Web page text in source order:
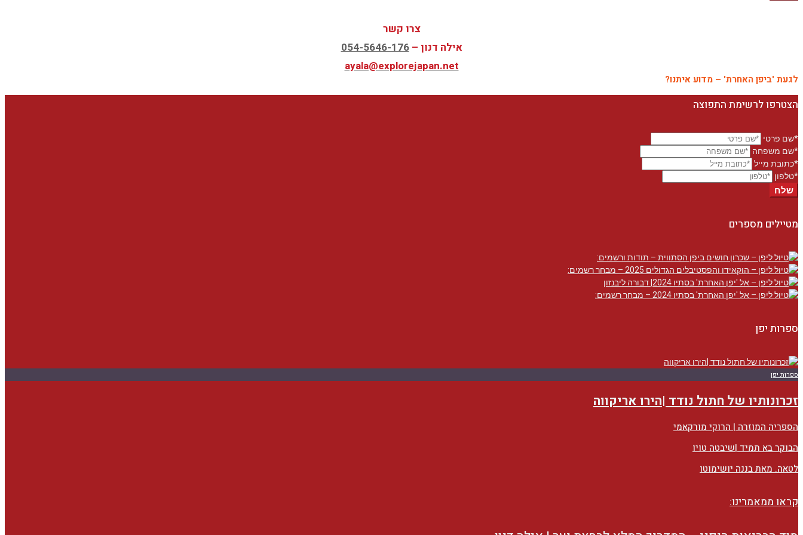
צרו קשר
אילה דנון –054-5646-176
ayala@explorejapan.net
לגעת 'ביפן האחרת' – מדוע איתנו?
הצטרפו לרשימת התפוצה
*שם פרטי
*שם משפחה
*כתובת מייל
*טלפון
שלח
מטיילים מספרים
ספרות יפן
ספרות יפן
זכרונותיו של חתול נודד |הירו אריקווה
הספריה המוזרה | הרוקי מורקאמי
הבוקר בא תמיד |שיבטה טויו
לטאה. מאת בננה יושימוטו
קראו ממאמרינו: